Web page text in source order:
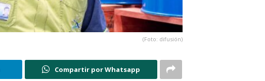
(Foto: difusión)
Compartir por Whatsapp